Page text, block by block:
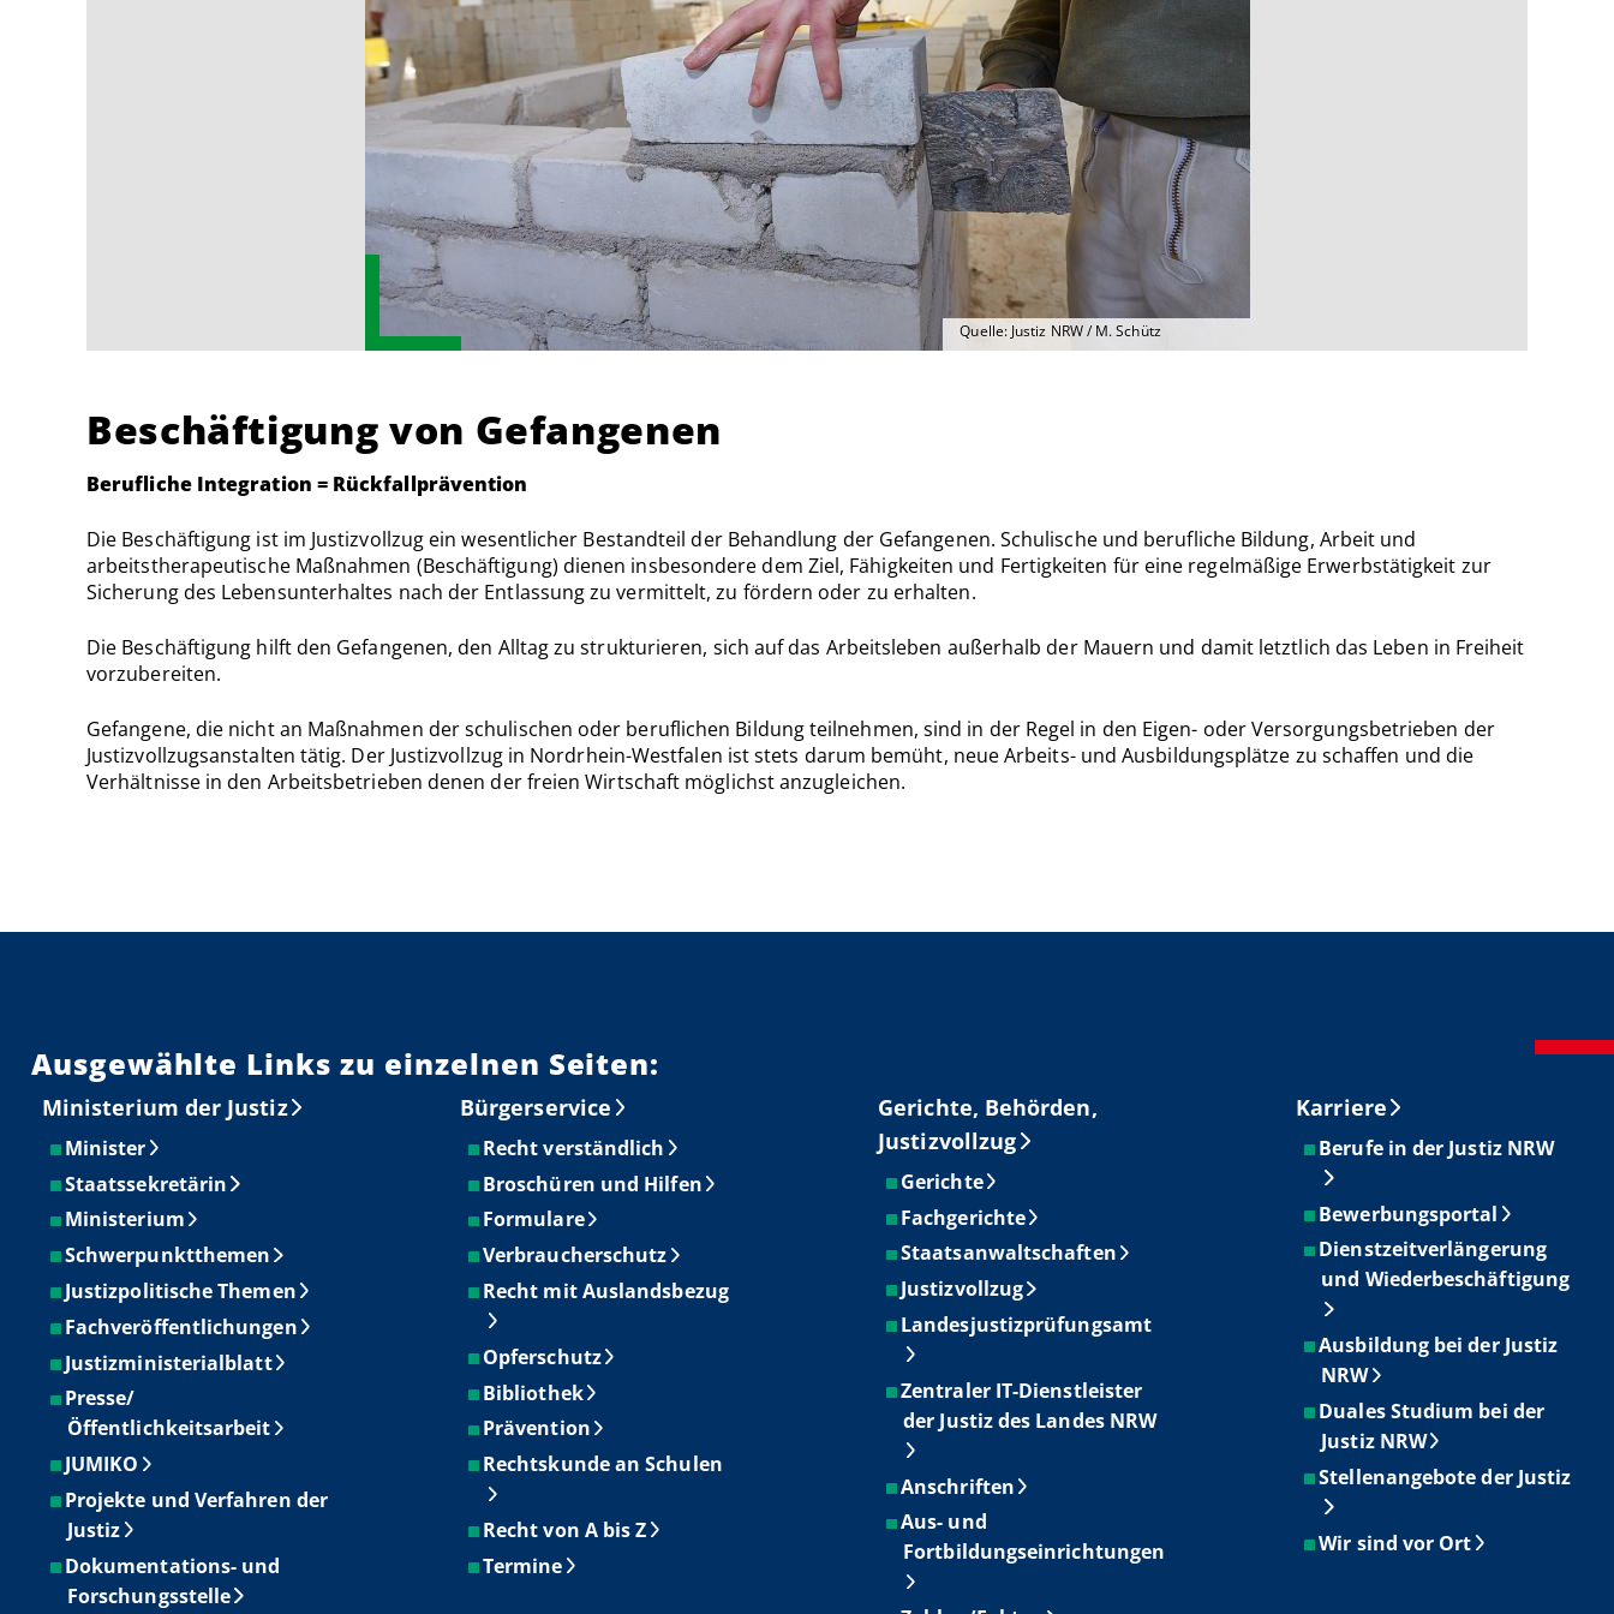
Quelle: Justiz NRW / M. Schütz
Beschäftigung von Gefangenen
Berufliche Integration = Rückfallprävention
Die Beschäftigung ist im Justizvollzug ein wesentlicher Bestandteil der Behandlung der Gefangenen. Schulische und berufliche Bildung, Arbeit und
arbeitstherapeutische Maßnahmen (Beschäftigung) dienen insbesondere dem Ziel, Fähigkeiten und Fertigkeiten für eine regelmäßige Erwerbstätigkeit zur
Sicherung des Lebensunterhaltes nach der Entlassung zu vermittelt, zu fördern oder zu erhalten.
Die Beschäftigung hilft den Gefangenen, den Alltag zu strukturieren, sich auf das Arbeitsleben außerhalb der Mauern und damit letztlich das Leben in Freiheit
vorzubereiten.
Gefangene, die nicht an Maßnahmen der schulischen oder beruflichen Bildung teilnehmen, sind in der Regel in den Eigen- oder Versorgungsbetrieben der
Justizvollzugsanstalten tätig. Der Justizvollzug in Nordrhein-Westfalen ist stets darum bemüht, neue Arbeits- und Ausbildungsplätze zu schaffen und die
Verhältnisse in den Arbeitsbetrieben denen der freien Wirtschaft möglichst anzugleichen.
Ausgewählte Links zu einzelnen Seiten:
Ministerium der Justiz
Minister
Staatssekretärin
Ministerium
Schwerpunktthemen
Justizpolitische Themen
Fachveröffentlichungen
Justizministerialblatt
Presse/
Öffentlichkeitsarbeit
JUMIKO
Projekte und Verfahren der
Justiz
Dokumentations- und
Forschungsstelle
Bürgerservice
Recht verständlich
Broschüren und Hilfen
Formulare
Verbraucherschutz
Recht mit Auslandsbezug
Opferschutz
Bibliothek
Prävention
Rechtskunde an Schulen
Recht von A bis Z
Termine
Gerichte, Behörden,
Justizvollzug
Gerichte
Fachgerichte
Staatsanwaltschaften
Justizvollzug
Landesjustizprüfungsamt
Zentraler IT-Dienstleister
der Justiz des Landes NRW
Anschriften
Aus- und
Fortbildungseinrichtungen
Karriere
Berufe in der Justiz NRW
Bewerbungsportal
Dienstzeitverlängerung
und Wiederbeschäftigung
Ausbildung bei der Justiz
NRW
Duales Studium bei der
Justiz NRW
Stellenangebote der Justiz
Wir sind vor Ort